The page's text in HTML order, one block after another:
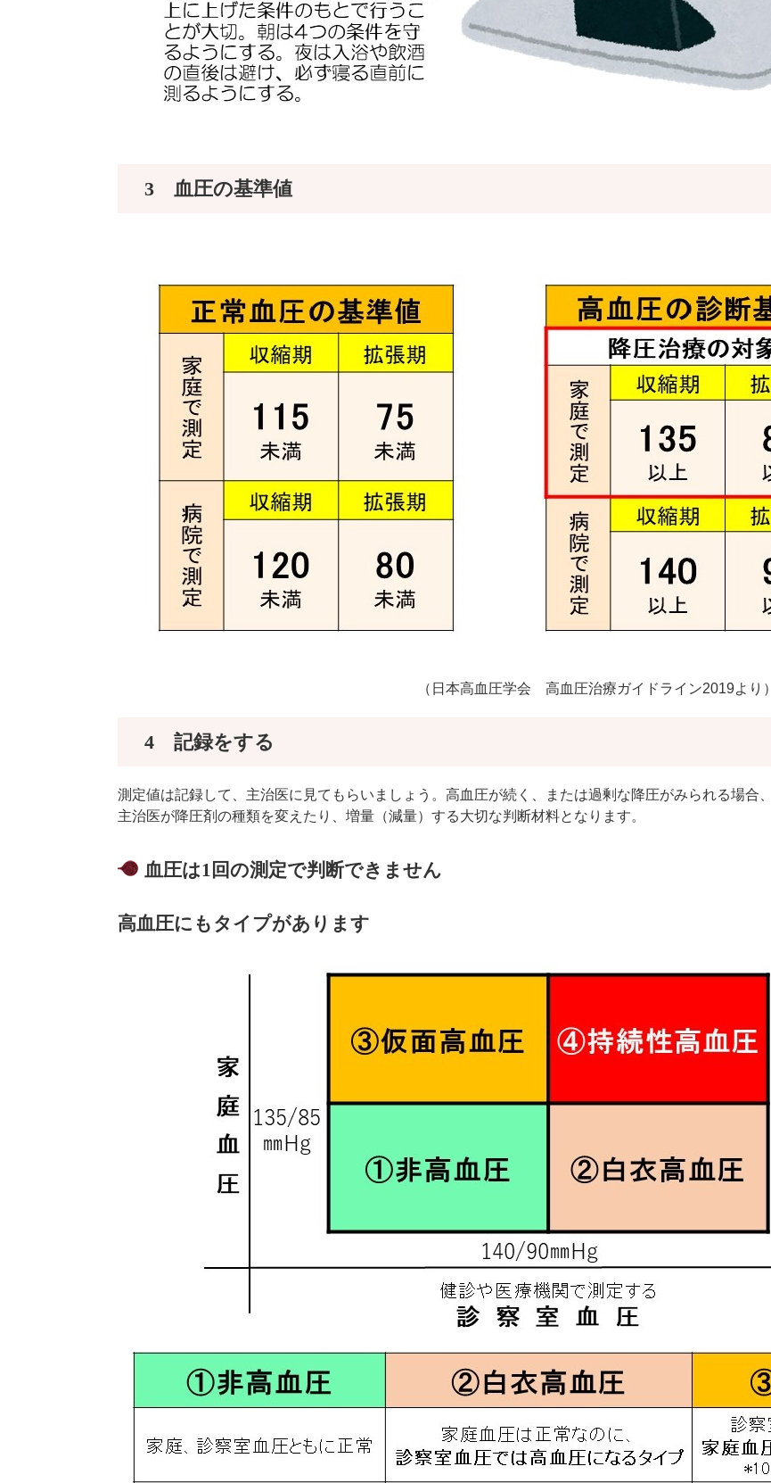
3 血圧の基準値
（日本高血圧学会 高血圧治療ガイドライン2019より）
4 記録をする
測定値は記録して、主治医に見てもらいましょう。高血圧が続く、または過剰な降圧がみられる場合、
主治医が降圧剤の種類を変えたり、増量（減量）する大切な判断材料となります。
血圧は1回の測定で判断できません
高血圧にもタイプがあります